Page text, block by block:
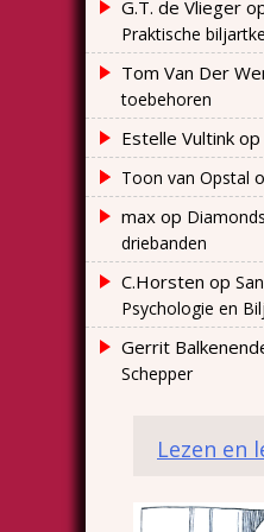
G.T. de Vlieger
Praktische
Tom Van Der
toebehoren
Estelle Vultink op
Toon van Opstal
max op
driebanden
C.Horsten op
Psychologie en
Gerrit
Schepper
Lezen en